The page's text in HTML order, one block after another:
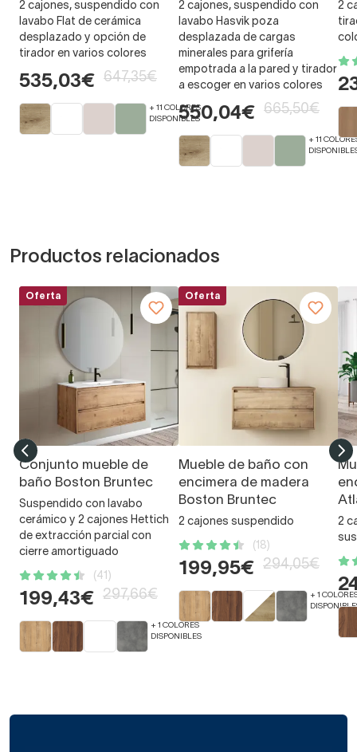
2 cajones, suspendido con
lavabo Flat de cerámica
desplazado y opción de
tirador en varios colores
535,03€ 647,35€
+ 11 COLORES
DISPONIBLES
2 cajones, suspendido con
lavabo Hasvik poza
desplazada de cargas
minerales para grifería
empotrada a la pared y tirador
a escoger en varios colores
550,04€ 665,50€
+ 11
2
Productos relacionados
Oferta
Conjunto mueble de
baño Boston Bruntec
Suspendido con lavabo
cerámico y 2 cajones Hettich
de extracción parcial con
cierre amortiguado
(41)
199,43€ 297,66€
+ 1 COLORES
DISPONIBLES
Oferta
Mueble de baño con
encimera de madera
Boston Bruntec
2 cajones suspendido
(18)
199,95€ 294,05€
+ 1
2